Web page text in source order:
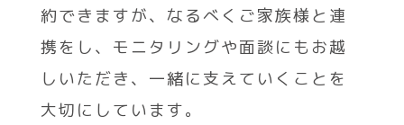
約できますが、なるべくご家族様と連
携をし、モニタリングや面談にもお越
しいただき、一緒に支えていくことを
大切にしています。